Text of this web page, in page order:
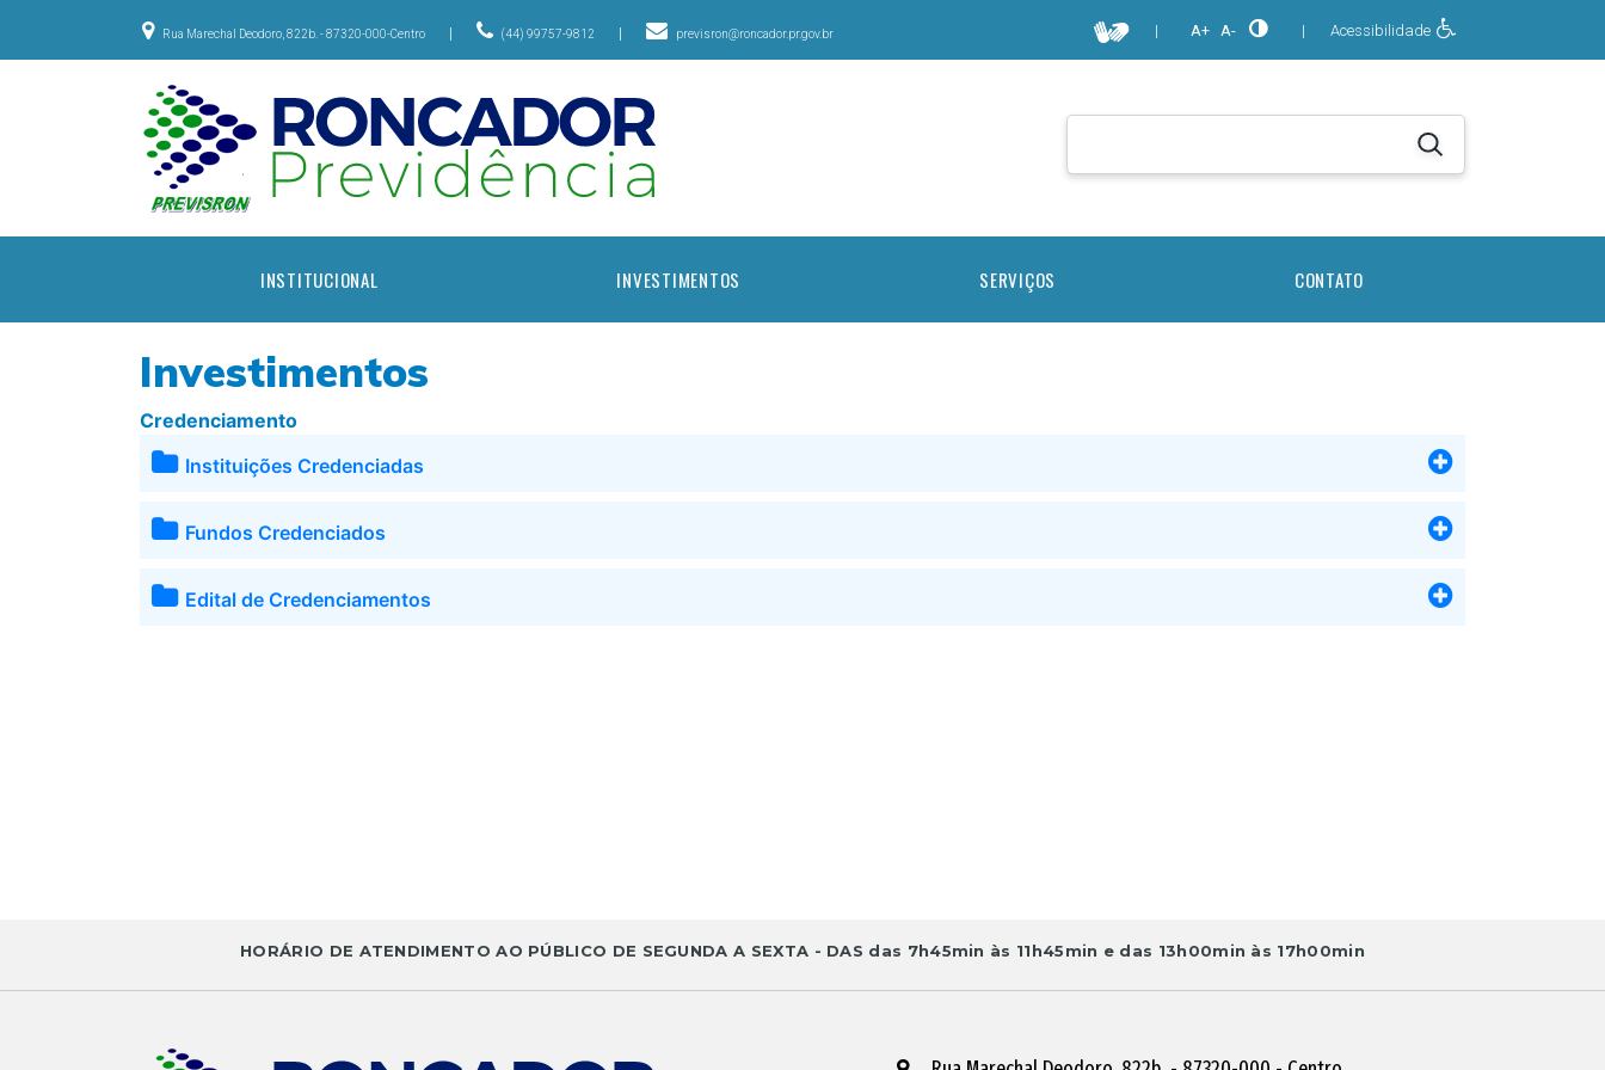
Rua Marechal Deodoro, 822b. - 87320-000-Centro | (44) 99757-9812 | previsron@roncador.pr.gov.br | A+ A- | Acessibilidade
INSTITUCIONAL INVESTIMENTOS SERVIÇOS CONTATO
Investimentos
Credenciamento
Instituições Credenciadas
Fundos Credenciados
Edital de Credenciamentos
HORÁRIO DE ATENDIMENTO AO PÚBLICO DE SEGUNDA A SEXTA - DAS das 7h45min às 11h45min e das 13h00min às 17h00min